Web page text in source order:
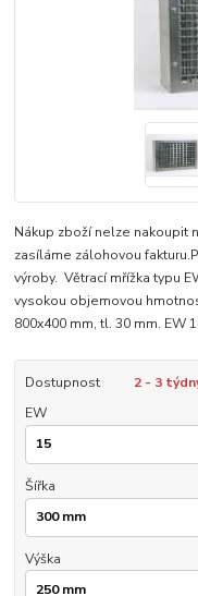
Nákup zboží nelze nakoupit
zasíláme zálohovou
výroby. Větrací mřížka typu
vysokou objemovou
800x400 mm, tl. 30 mm. EW
Dostupnost
2 - 3
EW
Šířka
Výška